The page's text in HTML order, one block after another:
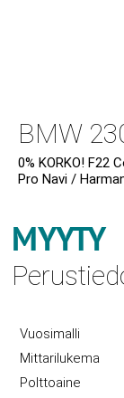
BMW
0% KORKO! F22
Pro Navi /
MYYTY
Vuosimalli
Mittarilukema
Polttoaine